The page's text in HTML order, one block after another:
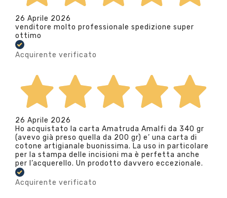
26 Aprile 2026
venditore molto professionale spedizione super
ottimo
Acquirente verificato
26 Aprile 2026
Ho acquistato la carta Amatruda Amalfi da 340 gr
(avevo già preso quella da 200 gr) e’ una carta di
cotone artigianale buonissima. La uso in particolare
per la stampa delle incisioni ma è perfetta anche
per l’acquerello. Un prodotto davvero eccezionale.
Acquirente verificato